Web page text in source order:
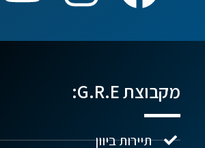
מקבוצת G.R.E:
תיירות ביוון